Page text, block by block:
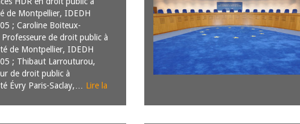
de Montpellier, IDEDH
; Caroline Boiteux-
Professeure de droit public à
de Montpellier, IDEDH
; Thibaut Larrouturou,
de droit public à
Évry Paris-Saclay,… Lire la